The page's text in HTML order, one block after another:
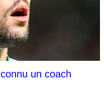
un coach